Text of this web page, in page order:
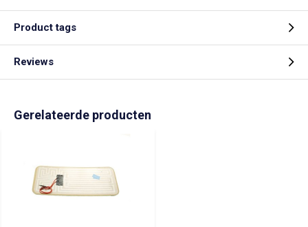
Product tags
Reviews
Gerelateerde producten